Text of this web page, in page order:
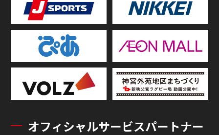
オフィシャルサービスパートナー